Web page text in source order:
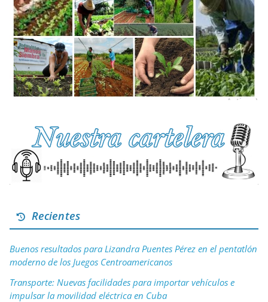
Recientes
Buenos resultados para Lizandra Puentes Pérez en el pentatlón
moderno de los Juegos Centroamericanos
Transporte: Nuevas facilidades para importar vehículos e
impulsar la movilidad eléctrica en Cuba